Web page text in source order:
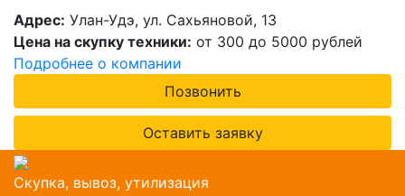
Адрес: Улан-Удэ, ул. Сахьяновой, 13
Цена на скупку техники: от 300 до 5000 рублей
Подробнее о компании
Позвонить
Оставить заявку
Скупка, вывоз, утилизация